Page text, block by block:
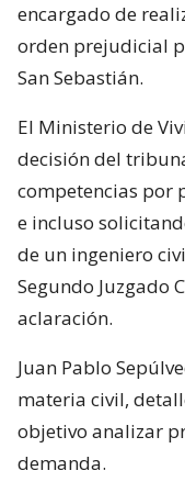
encargado de
orden prejudicial
San Sebastián.
El Ministerio de
decisión del
competencias por
e incluso
de un ingeniero
Segundo Juzgado
aclaración.
Juan Pablo
materia civil,
objetivo analizar
demanda.